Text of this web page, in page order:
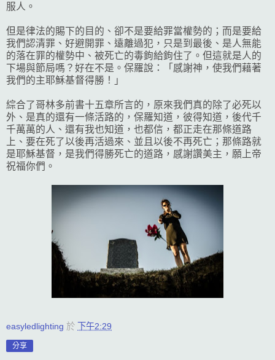
服人。
但是律法的賜下的目的、卻不是要給罪當權勢的；而是要給
我們認清罪、好避開罪、遠離過犯，只是到最後、是人無能
的落在罪的權勢中、被死亡的毒鉤給鉤住了。但這就是人的
下場與節局嗎？好在不是。保羅說：「感謝神，使我們藉著
我們的主耶穌基督得勝！」
綜合了哥林多前書十五章所言的，原來我們真的除了必死以
外、是真的還有一條活路的，保羅知道，彼得知道，後代千
千萬萬的人、還有我也知道，也都信，都正走在那條道路
上、要在死了以後再活過來、並且以後不再死亡；那條路就
是耶穌基督，是我們得勝死亡的道路，感謝讚美主，願上帝
祝福你們。
easyledlighting 於 下午2:29
分享